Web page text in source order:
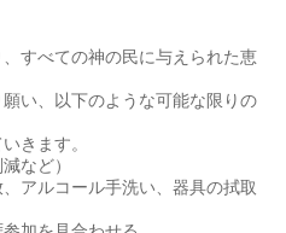
すべての神の民に与えられた恵
い、以下のような可能な限りの
きます。
など）
アルコール手洗い、器具の拭取